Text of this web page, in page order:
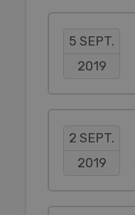
5 SEPT.
2019
2 SEPT.
2019